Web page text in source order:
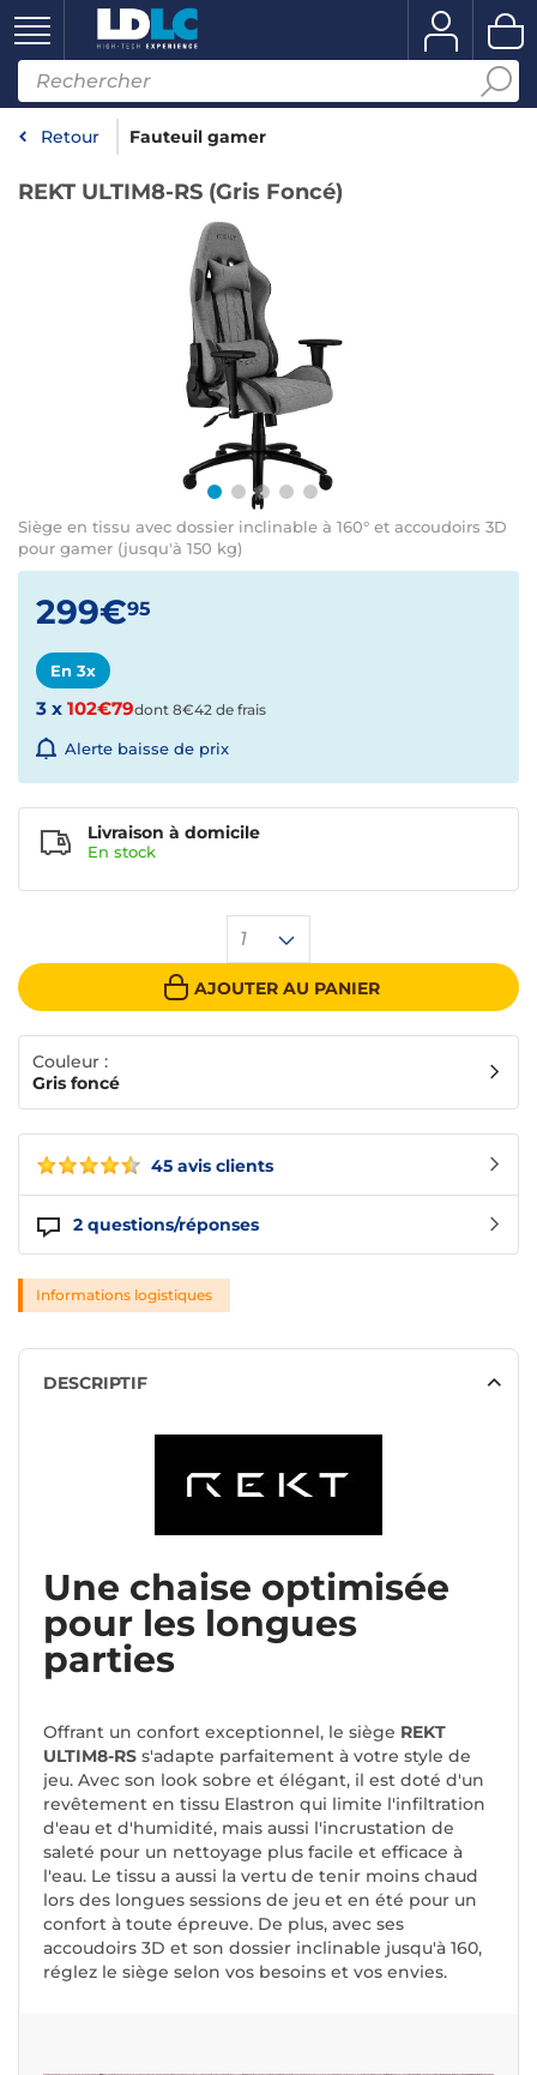
Retour Fauteuil gamer
REKT ULTIM8-RS (Gris Foncé)
Siège en tissu avec dossier inclinable à 160° et accoudoirs 3D
pour gamer (jusqu'à 150 kg)
45 avis clients
2 questions/réponses
299€95
En 3x
3 x 102€79dont 8€42 de frais
Alerte baisse de prix
1
AJOUTER AU PANIER
Livraison à domicile
En stock
Couleur :
Gris foncé
Informations logistiques
DESCRIPTIF
Une chaise optimisée
pour les longues
parties
Offrant un confort exceptionnel, le siège REKT
ULTIM8-RS s'adapte parfaitement à votre style de
jeu. Avec son look sobre et élégant, il est doté d'un
revêtement en tissu Elastron qui limite l'infiltration
d'eau et d'humidité, mais aussi l'incrustation de
saleté pour un nettoyage plus facile et efficace à
l'eau. Le tissu a aussi la vertu de tenir moins chaud
lors des longues sessions de jeu et en été pour un
confort à toute épreuve. De plus, avec ses
accoudoirs 3D et son dossier inclinable jusqu'à 160,
réglez le siège selon vos besoins et vos envies.